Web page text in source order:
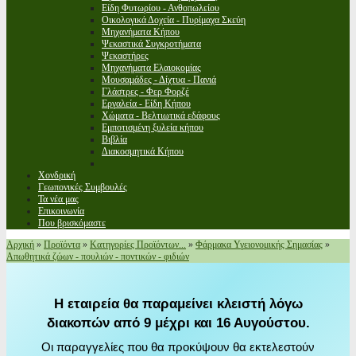
Είδη Φυτωρίου - Ανθοπωλείου
Οικολογικά Δοχεία - Πυρίμαχα Σκεύη
Μηχανήματα Κήπου
Ψεκαστικά Συγκροτήματα
Ψεκαστήρες
Μηχανήματα Ελαιοκομίας
Μουσαμάδες - Δίχτυα - Πανιά
Γλάστρες - Φερ Φορζέ
Εργαλεία - Είδη Κήπου
Χώματα - Βελτιωτικά εδάφους
Εμποτισμένη ξυλεία κήπου
Βιβλία
Διακοσμητικά Κήπου
Χονδρική
Γεωπονικές Συμβουλές
Τα νέα μας
Επικοινωνία
Που βρισκόμαστε
Αρχική » Προϊόντα » Κατηγορίες Προϊόντων... » Φάρμακα Υγειονομικής Σημασίας »
Απωθητικά ζώων - πουλιών - ποντικών - φιδιών
Η εταιρεία θα παραμείνει κλειστή λόγω
διακοπών από 9 μέχρι και 16 Αυγούστου.
Οι παραγγελίες που θα προκύψουν θα εκτελεστούν